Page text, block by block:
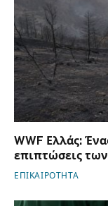
WWF Ελλάς:
επιπτώσεις
ΕΠΙΚΑΙΡΟΤΗΤΑ